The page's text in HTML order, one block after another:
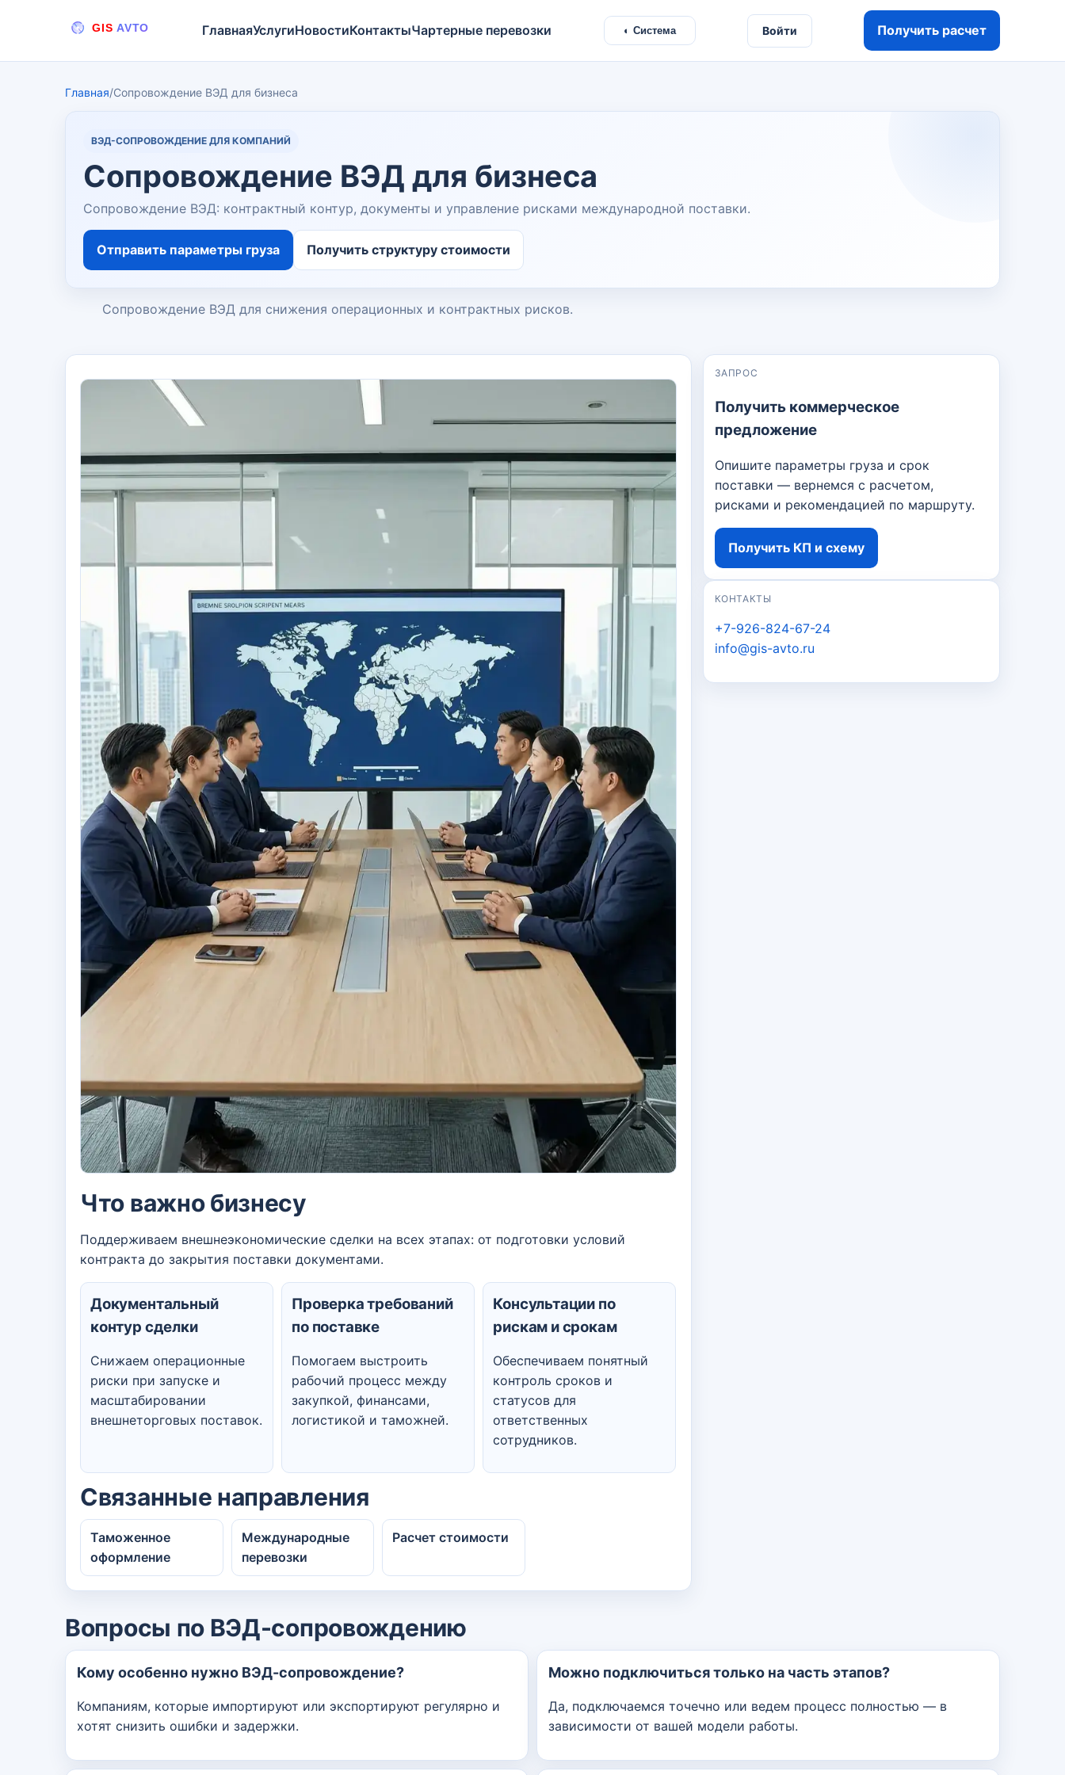
ГлавнаяУслугиНовостиКонтактыЧартерные перевозки ◐ Система Войти Получить расчет
Главная/Сопровождение ВЭД для бизнеса
ВЭД-СОПРОВОЖДЕНИЕ ДЛЯ КОМПАНИЙ
Сопровождение ВЭД для бизнеса
Сопровождение ВЭД: контрактный контур, документы и управление рисками международной поставки.
Отправить параметры груза Получить структуру стоимости
Сопровождение ВЭД для снижения операционных и контрактных рисков.
Что важно бизнесу
Поддерживаем внешнеэкономические сделки на всех этапах: от подготовки условий
контракта до закрытия поставки документами.
Документальный
контур сделки
Снижаем операционные
риски при запуске и
масштабировании
внешнеторговых поставок.
Проверка требований
по поставке
Помогаем выстроить
рабочий процесс между
закупкой, финансами,
логистикой и таможней.
Консультации по
рискам и срокам
Обеспечиваем понятный
контроль сроков и
статусов для
ответственных
сотрудников.
Связанные направления
Таможенное
оформление
Международные
перевозки
Расчет стоимости
ЗАПРОС
Получить коммерческое
предложение
Опишите параметры груза и срок
поставки — вернемся с расчетом,
рисками и рекомендацией по маршруту.
Получить КП и схему
КОНТАКТЫ
+7-926-824-67-24
info@gis-avto.ru
Вопросы по ВЭД-сопровождению
Кому особенно нужно ВЭД-сопровождение?
Компаниям, которые импортируют или экспортируют регулярно и
хотят снизить ошибки и задержки.
Можно подключиться только на часть этапов?
Да, подключаемся точечно или ведем процесс полностью — в
зависимости от вашей модели работы.